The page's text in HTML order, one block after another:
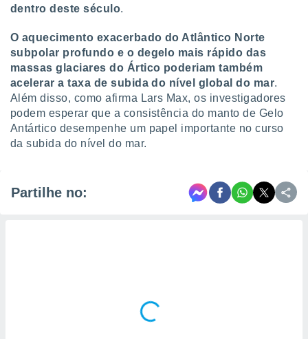
dentro deste século.
O aquecimento exacerbado do Atlântico Norte
subpolar profundo e o degelo mais rápido das
massas glaciares do Ártico poderiam também
acelerar a taxa de subida do nível global do mar.
Além disso, como afirma Lars Max, os investigadores
podem esperar que a consistência do manto de Gelo
Antártico desempenhe um papel importante no curso
da subida do nível do mar.
Partilhe no: